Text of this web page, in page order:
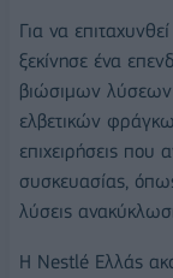
Για να
ξεκίνησε ένα
βιώσιμων λύσεων
ελβετικών
επιχειρήσεις που
συσκευασίας,
λύσεις
Η Nestlé Ελλάς